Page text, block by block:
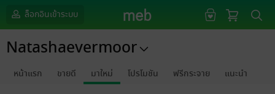
ล็อกอินเข้าระบบ
Natashaevermoor
หน้าแรก ขายดี มาใหม่ โปรโมชัน ฟรีกระจาย แนะนำ